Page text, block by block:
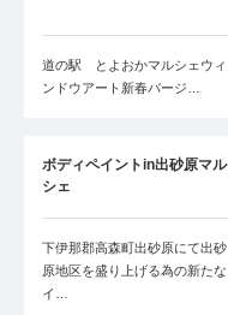
道の駅 とよおかマルシェウィ
ンドウアート新春バージ…
ボディペイントin出砂原マル
シェ
下伊那郡高森町出砂原にて出砂
原地区を盛り上げる為の新たな
イ…